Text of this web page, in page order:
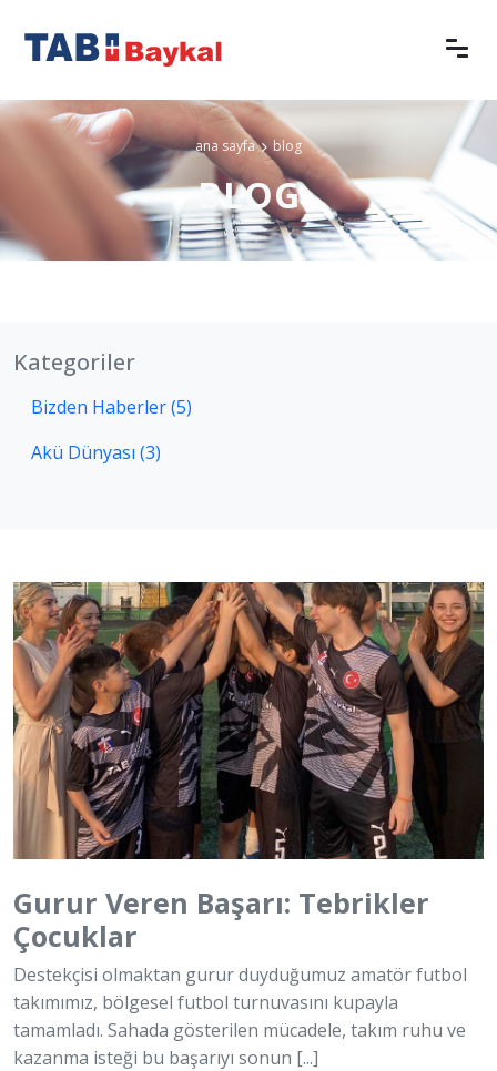
ana sayfa blog
BLOG
Kategoriler
Bizden Haberler (5)
Akü Dünyası (3)
Gurur Veren Başarı: Tebrikler
Çocuklar
Destekçisi olmaktan gurur duyduğumuz amatör futbol
takımımız, bölgesel futbol turnuvasını kupayla
tamamladı. Sahada gösterilen mücadele, takım ruhu ve
kazanma isteği bu başarıyı sonun [...]